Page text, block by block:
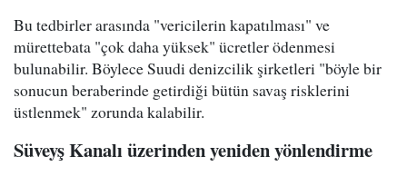
Bu tedbirler arasında "vericilerin kapatılması" ve
mürettebata "çok daha yüksek" ücretler ödenmesi
bulunabilir. Böylece Suudi denizcilik şirketleri "böyle bir
sonucun beraberinde getirdiği bütün savaş risklerini
üstlenmek" zorunda kalabilir.
Süveyş Kanalı üzerinden yeniden yönlendirme